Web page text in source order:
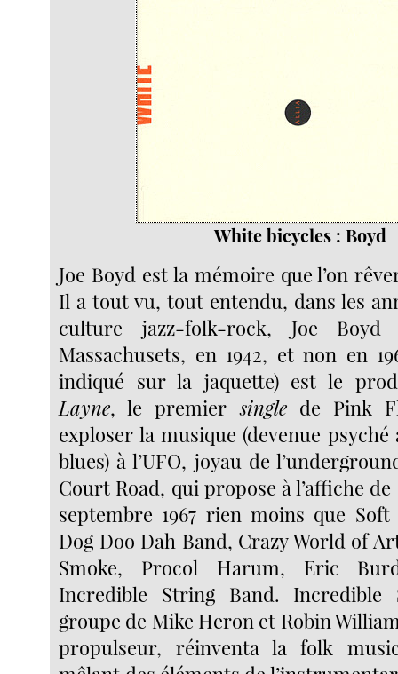
White bicycles : Boyd
Joe Boyd est la mémoire que l’on
Il a tout vu, tout entendu, dans les
culture jazz-folk-rock, Joe
Massachusets, en 1942, et non en
indiqué sur la jaquette) est le
Layne, le premiersinglede Pink
exploser la musique (devenue
blues) à l’UFO, joyau de
Court Road, qui propose à l’affiche de
septembre 1967 rien moins que Soft
Dog Doo Dah Band, Crazy World of
Smoke, Procol Harum, Eric
Incredible String Band. Incredible
groupe de Mike Heron et Robin
propulseur, réinventa la folk